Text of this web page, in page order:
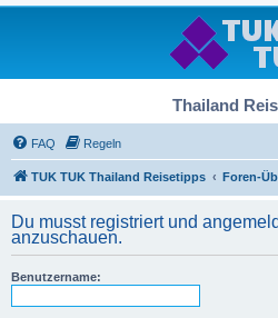
Thailand
FAQ Regeln
TUK TUK Thailand Reisetipps Foren-
Du musst registriert und
anzuschauen.
Benutzername: